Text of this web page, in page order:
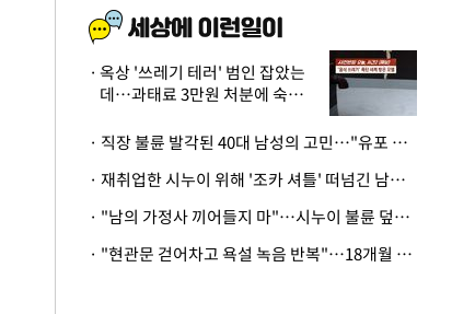
옥상 '쓰레기 테러' 범인 잡았는
데…과태료 3만원 처분에 숙박업
· 직장 불륜 발각된 40대 남성의 고민…"유포 동료 명예훼손·협박죄 고소 가능할까"
· 재취업한 시누이 위해 '조카 셔틀' 떠넘긴 남편…아내 "난 못한다"
· "남의 가정사 끼어들지 마"…시누이 불륜 덮으려는 남편에 억울한 아내
· "현관문 걷어차고 욕설 녹음 반복"…18개월 아기 키우는 집 뒤흔든 '앞집의 비극'